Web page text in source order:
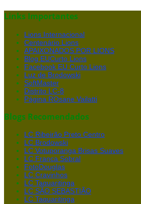
Links Importantes
Lions Internacional
Centenário Lions
APAIXONADOS POR LIONS
Blog EUCurto Lions
Facebook EU Curto Lions
Luz de Brodowski
SoftMaster
Distrito LC-8
Página ROsane Vailatti
Blogs Recomendados
LC Ribeirão Preto Centro
LC Brodowski
LC Votuporanga Brisas Suaves
LC Franca Sobral
FotoDouglas
LC Cravinhos
LC Taquaritinga
LC SÃO SEBASTIÃO
LC Taquaritinga